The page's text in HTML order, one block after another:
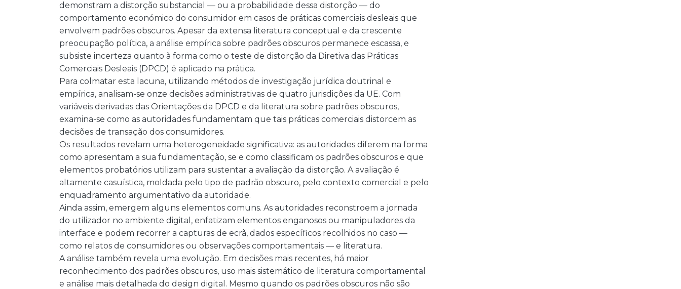
demonstram a distorção substancial — ou a probabilidade dessa distorção — do
comportamento económico do consumidor em casos de práticas comerciais desleais que
envolvem padrões obscuros. Apesar da extensa literatura conceptual e da crescente
preocupação política, a análise empírica sobre padrões obscuros permanece escassa, e
subsiste incerteza quanto à forma como o teste de distorção da Diretiva das Práticas
Comerciais Desleais (DPCD) é aplicado na prática.
Para colmatar esta lacuna, utilizando métodos de investigação jurídica doutrinal e
empírica, analisam-se onze decisões administrativas de quatro jurisdições da UE. Com
variáveis derivadas das Orientações da DPCD e da literatura sobre padrões obscuros,
examina-se como as autoridades fundamentam que tais práticas comerciais distorcem as
decisões de transação dos consumidores.
Os resultados revelam uma heterogeneidade significativa: as autoridades diferem na forma
como apresentam a sua fundamentação, se e como classificam os padrões obscuros e que
elementos probatórios utilizam para sustentar a avaliação da distorção. A avaliação é
altamente casuística, moldada pelo tipo de padrão obscuro, pelo contexto comercial e pelo
enquadramento argumentativo da autoridade.
Ainda assim, emergem alguns elementos comuns. As autoridades reconstroem a jornada
do utilizador no ambiente digital, enfatizam elementos enganosos ou manipuladores da
interface e podem recorrer a capturas de ecrã, dados específicos recolhidos no caso —
como relatos de consumidores ou observações comportamentais — e literatura.
A análise também revela uma evolução. Em decisões mais recentes, há maior
reconhecimento dos padrões obscuros, uso mais sistemático de literatura comportamental
e análise mais detalhada do design digital. Mesmo quando os padrões obscuros não são